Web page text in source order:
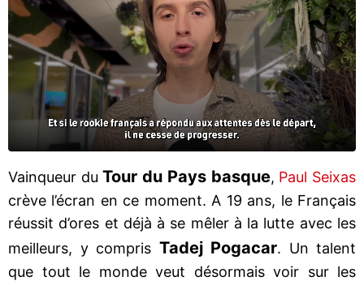
Vainqueur duTour du Pays basque, Paul Seixas
crève l’écran en ce moment. A 19 ans, le Français
réussit d’ores et déjà à se mêler à la lutte avec les
meilleurs, y compris Tadej Pogacar. Un talent
que tout le monde veut désormais voir sur les